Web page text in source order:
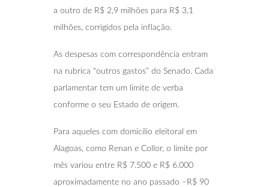
a outro de R$ 2,9 milhões para R$ 3,1
milhões, corrigidos pela inflação.
As despesas com correspondência entram
na rubrica “outros gastos” do Senado. Cada
parlamentar tem um limite de verba
conforme o seu Estado de origem.
Para aqueles com domicílio eleitoral em
Alagoas, como Renan e Collor, o limite por
mês variou entre R$ 7.500 e R$ 6.000
aproximadamente no ano passado –R$ 90